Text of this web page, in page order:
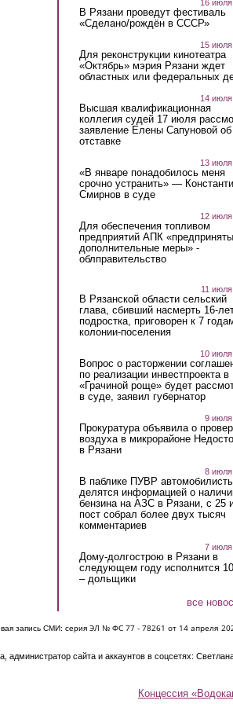
16
В Рязани проведут фестиваль
«Сделано/рождён в СССР»
15
Для реконструкции кинотеатра
«Октябрь» мэрия Рязани ждет
областных или федеральных
14
Высшая квалификационная
коллегия судей 17 июля
заявление Елены Сапуновой об
отставке
13
«В январе понадобилось меня
срочно устранить» —
Смирнов в суде
12
Для обеспечения топливом
предприятий АПК «предприняты
дополнительные меры» -
облправительство
11
В Рязанской области сельский
глава, сбивший насмерть 16-
подростка, приговорен к 7
колонии-поселения
10
Вопрос о расторжении
по реализации инвестпроекта в
«Грачиной роще» будет
в суде, заявил губернатор
9 июля
Прокуратура объявила о
воздуха в микрорайоне
в Рязани
8 июля
В паблике ПУВР
делятся информацией о
бензина на АЗС в Рязани, с 25
пост собрал более двух тысяч
комментариев
7 июля
Дому-долгострою в Рязани в
следующем году исполнится
– дольщики
все
запись СМИ: серия ЭЛ № ФС 77 - 78261 от 14 апреля
сайта и аккаунтов в соцсетях:
Концессия